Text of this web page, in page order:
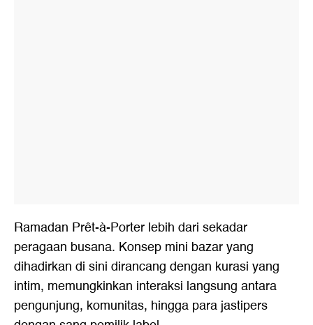
Ramadan Prêt-à-Porter lebih dari sekadar
peragaan busana. Konsep mini bazar yang
dihadirkan di sini dirancang dengan kurasi yang
intim, memungkinkan interaksi langsung antara
pengunjung, komunitas, hingga para jastipers